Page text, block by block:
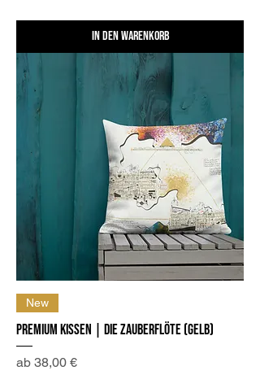
In den Warenkorb
New
Premium Kissen | Die Zauberflöte (Gelb)
ab 38,00 €
Sale-Preis